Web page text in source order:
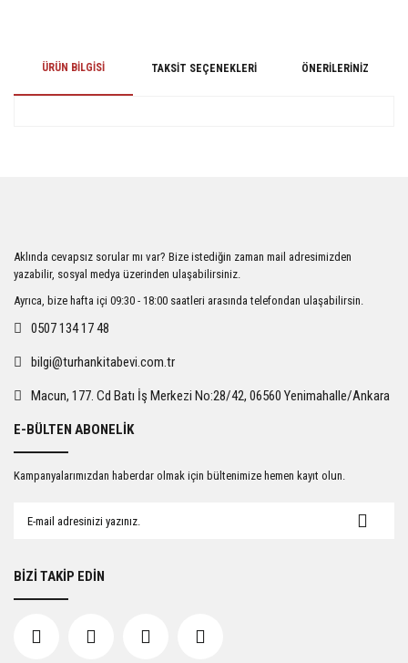
ÜRÜN BILGISI TAKSIT SEÇENEKLERI ÖNERILERINIZ
Ürün açıklamasında eksik bilgiler bulunuyor.
Ürün bilgilerinde hatalar bulunuyor.
Ürün fiyatı diğer sitelerden daha pahalı.
Gönder
Aklında cevapsız sorular mı var? Bize istediğin zaman mail adresimizden
yazabilir, sosyal medya üzerinden ulaşabilirsiniz.
Ayrıca, bize hafta içi 09:30 - 18:00 saatleri arasında telefondan ulaşabilirsin.
0507 134 17 48
bilgi@turhankitabevi.com.tr
Macun, 177. Cd Batı İş Merkezi No:28/42, 06560 Yenimahalle/Ankara
E-BÜLTEN ABONELİK
Kampanyalarımızdan haberdar olmak için bültenimize hemen kayıt olun.
BİZİ TAKİP EDİN